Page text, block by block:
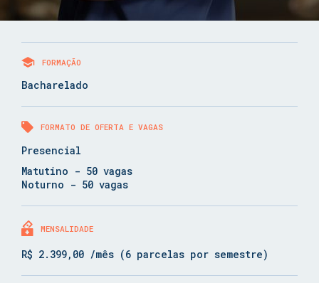
FORMAÇÃO
Bacharelado
FORMATO DE OFERTA E VAGAS
Presencial
Matutino - 50 vagas
Noturno - 50 vagas
MENSALIDADE
R$ 2.399,00 /mês (6 parcelas por semestre)